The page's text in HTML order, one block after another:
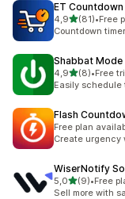
ET
4,9de 5 estrelas
(81)
81 total de
•Free
Countdown
Shabbat Mode
4,9de 5 estrelas
(8)
8 total de
•Free
Easily schedule
Flash
Free plan
Create urgency
WiserNotify
5,0de 5 estrelas
(9)
9 total de
•Free
Sell more with